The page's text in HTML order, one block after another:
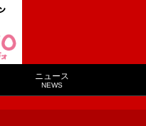
ニュース
NEWS